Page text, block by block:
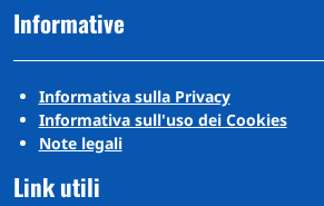
Informative
Informativa sulla Privacy
Informativa sull'uso dei Cookies
Note legali
Link utili